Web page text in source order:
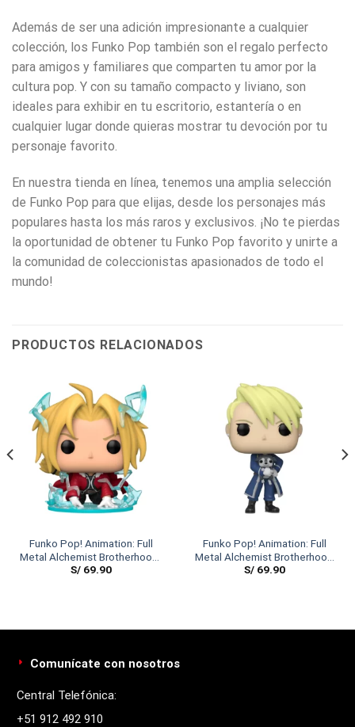
Además de ser una adición impresionante a cualquier
colección, los Funko Pop también son el regalo perfecto
para amigos y familiares que comparten tu amor por la
cultura pop. Y con su tamaño compacto y liviano, son
ideales para exhibir en tu escritorio, estantería o en
cualquier lugar donde quieras mostrar tu devoción por tu
personaje favorito.
En nuestra tienda en línea, tenemos una amplia selección
de Funko Pop para que elijas, desde los personajes más
populares hasta los más raros y exclusivos. ¡No te pierdas
la oportunidad de obtener tu Funko Pop favorito y unirte a
la comunidad de coleccionistas apasionados de todo el
mundo!
PRODUCTOS RELACIONADOS
Funko Pop! Animation: Full
Metal Alchemist Brotherhood-
Edward W/Energy
S/69.90
Funko Pop! Animation: Full
Metal Alchemist Brotherhood
– Riza Hawkeye
S/69.90
Comunícate con nosotros
Central Telefónica:
+51 912 492 910